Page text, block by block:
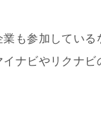
も参加している
ナビやリクナビ